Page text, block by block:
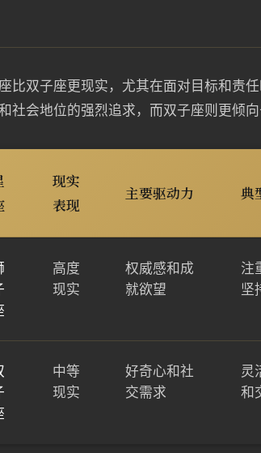
比双子座更现实，尤其在面对目标和责
社会地位的强烈追求，而双子座则更倾
现实
表现
主要驱动力 典
高度
现实
权威感和成
就欲望
注
坚
中等
现实
好奇心和社
交需求
灵
和